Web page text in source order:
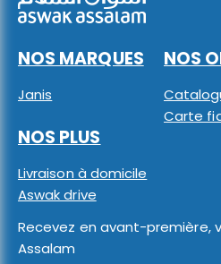
NOS MARQUES
Janis
NOS
Carte
NOS PLUS
Livraison à domicile
Aswak drive
Recevez en avant-première,
Assalam